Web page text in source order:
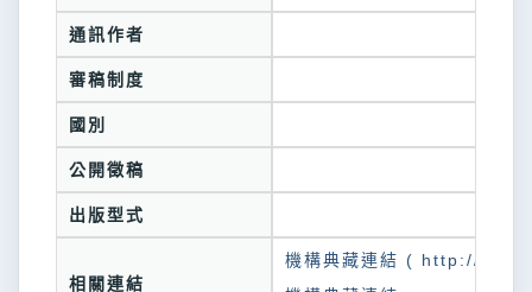
通訊作者
審稿制度
國別
公開徵稿
出版型式
相關連結
機構典藏連結 ( http://